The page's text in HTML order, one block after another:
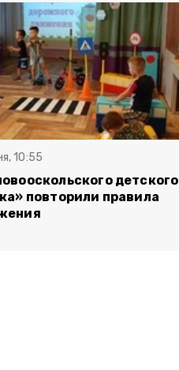
10:55
детского
повторили правила